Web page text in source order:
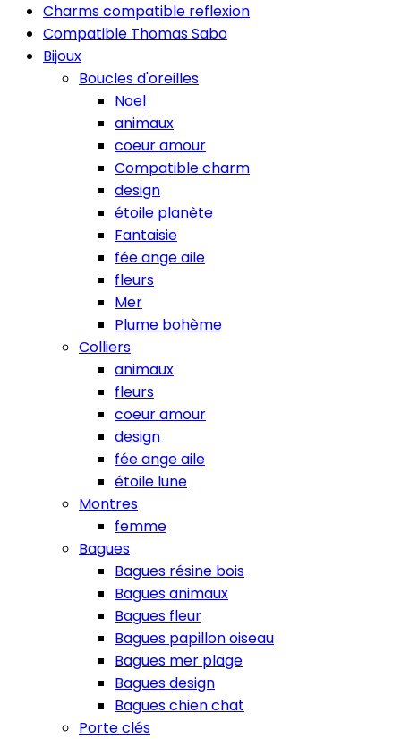
Charms compatible reflexion
Compatible Thomas Sabo
Bijoux
Boucles d'oreilles
Noel
animaux
coeur amour
Compatible charm
design
étoile planète
Fantaisie
fée ange aile
fleurs
Mer
Plume bohème
Colliers
animaux
fleurs
coeur amour
design
fée ange aile
étoile lune
Montres
femme
Bagues
Bagues résine bois
Bagues animaux
Bagues fleur
Bagues papillon oiseau
Bagues mer plage
Bagues design
Bagues chien chat
Porte clés